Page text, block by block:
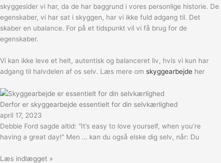
skyggesider vi har, da de har baggrund i vores personlige historie. De
egenskaber, vi har sat i skyggen, har vi ikke fuld adgang til. Det
skaber en ubalance. For på et tidspunkt vil vi få brug for de
egenskaber.
Vi kan ikke leve et helt, autentisk og balanceret liv, hvis vi kun har
adgang til halvdelen af os selv. Læs mere om skyggearbejde her
Derfor er skyggearbejde essentielt for din selvkærlighed
april 17, 2023
Debbie Ford sagde altid: “It’s easy to love yourself, when you’re
having a great day!” Men … kan du også elske dig selv, når: Du
Læs indlægget »